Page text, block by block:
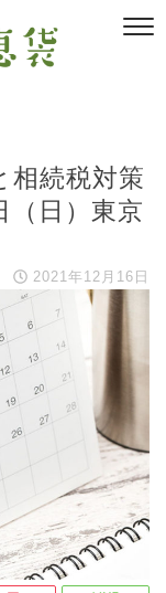
相続税対策
（日）東京
2021年12月16日